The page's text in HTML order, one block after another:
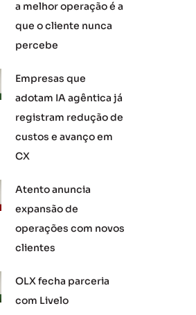
a melhor operação é a
que o cliente nunca
percebe
Empresas que
adotam IA agêntica já
registram redução de
custos e avanço em
CX
Atento anuncia
expansão de
operações com novos
clientes
OLX fecha parceria
com Livelo